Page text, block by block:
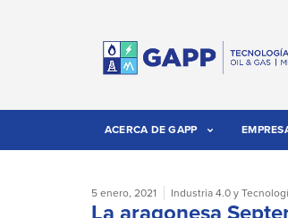
ACERCA DE GAPP
5 enero, 2021 Industria 4.0 y